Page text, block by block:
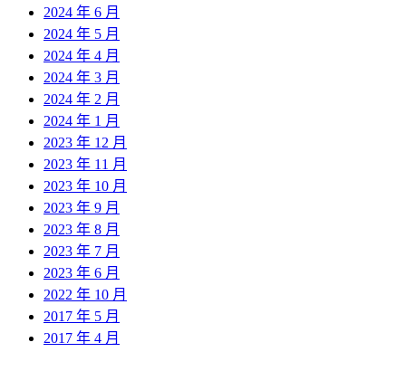
2024 年 6 月
2024 年 5 月
2024 年 4 月
2024 年 3 月
2024 年 2 月
2024 年 1 月
2023 年 12 月
2023 年 11 月
2023 年 10 月
2023 年 9 月
2023 年 8 月
2023 年 7 月
2023 年 6 月
2022 年 10 月
2017 年 5 月
2017 年 4 月